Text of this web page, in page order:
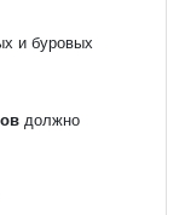
и буровых
должно